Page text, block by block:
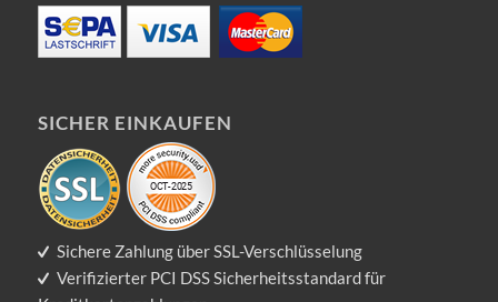
SICHER EINKAUFEN
Sichere Zahlung über SSL-Verschlüsselung
Verifizierter PCI DSS Sicherheitsstandard für